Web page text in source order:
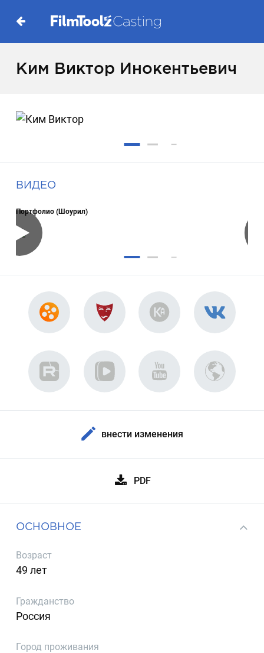
Ким Виктор Инокентьевич
ВИДЕО
Портфолио (Шоурил)
внести изменения
PDF
ОСНОВНОЕ
Возраст
49 лет
Гражданство
Россия
Город проживания